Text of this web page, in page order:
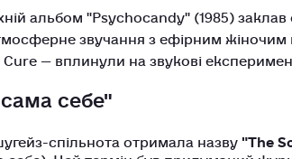
альбом "Psychocandy" (1985)
звучання з ефірним
— вплинули на звукові
себе"
спільнота отримала назву"The